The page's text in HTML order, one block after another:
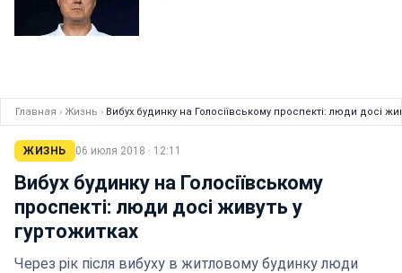
Главная › Жизнь › Вибух будинку на Голосіївському проспекті: люди досі
ЖИЗНЬ 06 июля 2018 · 12:11
Вибух будинку на Голосіївському
проспекті: люди досі живуть у
гуртожитках
Через рік після вибуху в житловому будинку люди